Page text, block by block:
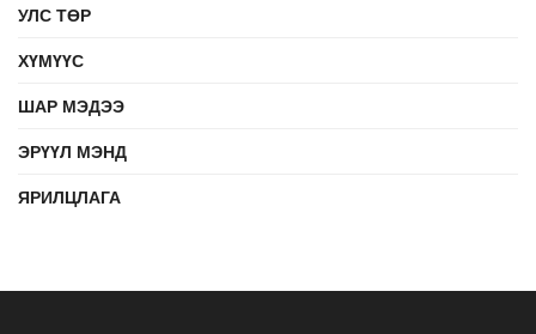
УЛС ТӨР
ХҮМҮҮС
ШАР МЭДЭЭ
ЭРҮҮЛ МЭНД
ЯРИЛЦЛАГА